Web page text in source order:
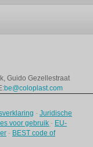
Guido Gezellestraat
be@coloplast.com
- Juridische
voor gebruik - EU-
- BEST code of